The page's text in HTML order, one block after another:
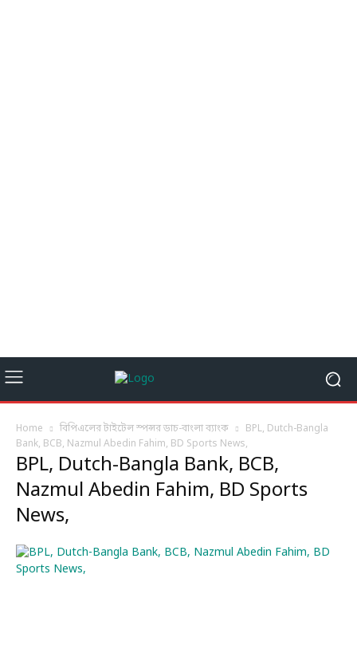
Home বিপিএলের টাইটেল স্পন্সর ডাচ-বাংলা ব্যাংক
BPL, Dutch-Bangla
Bank, BCB, Nazmul Abedin Fahim, BD Sports News,
BPL, Dutch-Bangla Bank, BCB,
Nazmul Abedin Fahim, BD Sports
News,